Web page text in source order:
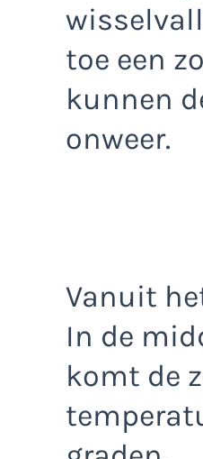
toe een
kunnen
onweer.
Vanuit
In de
komt de